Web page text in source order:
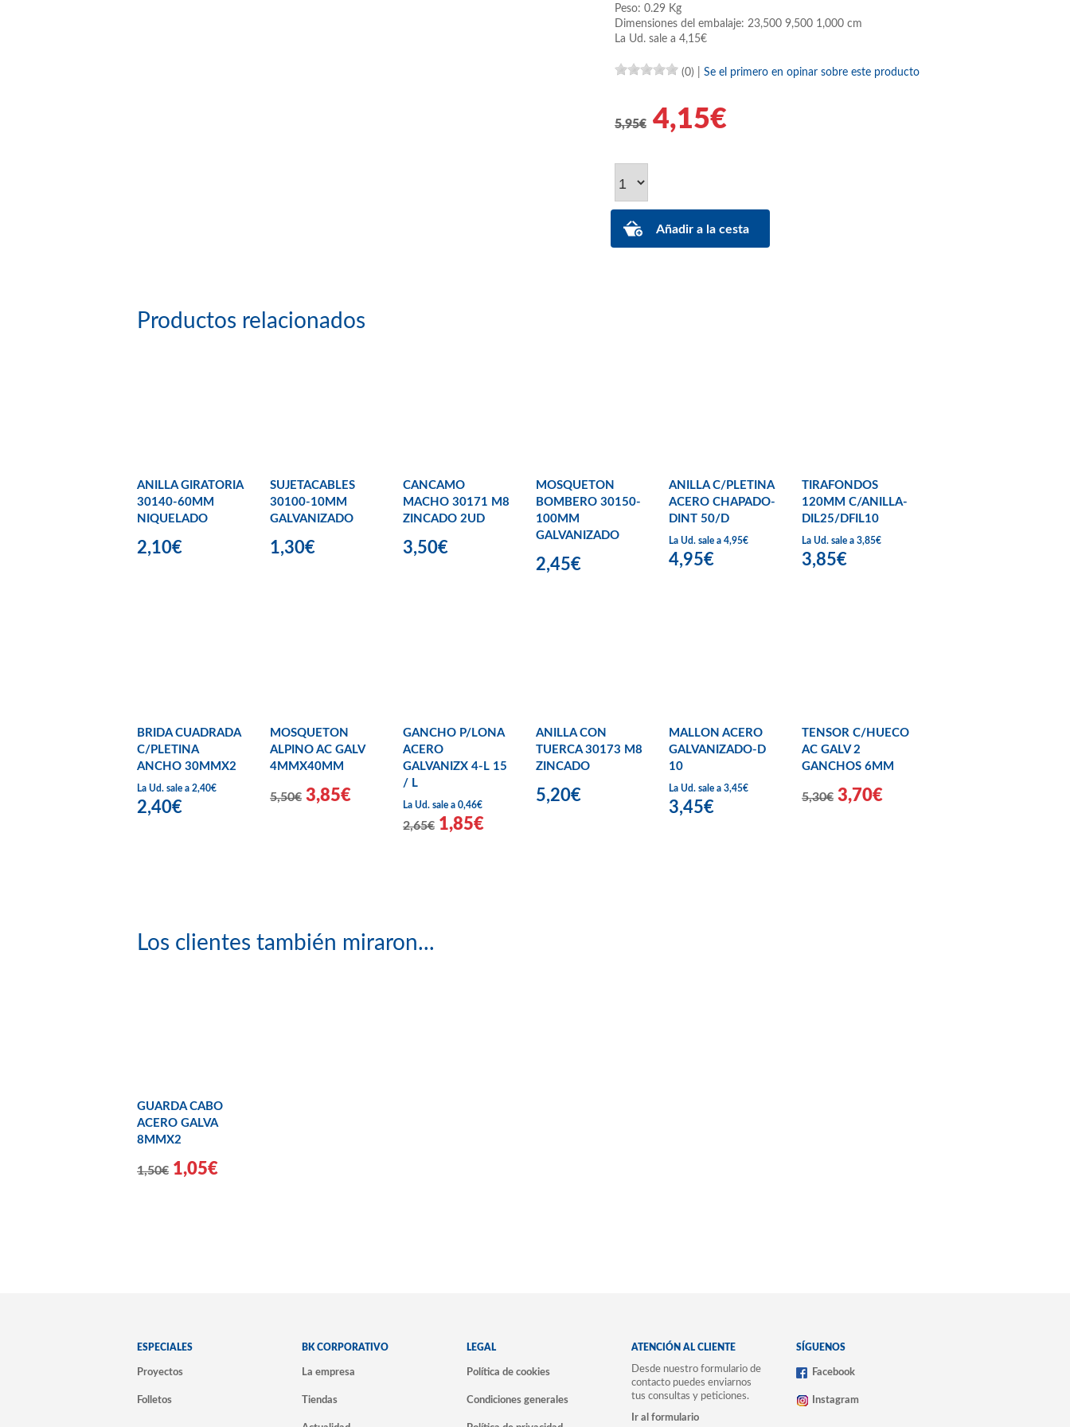
Peso: 0.29 Kg
Dimensiones del embalaje: 23,500 9,500 1,000 cm
La Ud. sale a 4,15€
(0) Se el primero en opinar sobre este producto
5,95€ 4,15€
Productos relacionados
ANILLA GIRATORIA
30140-60MM
NIQUELADO
2,10€
SUJETACABLES
30100-10MM
GALVANIZADO
1,30€
CANCAMO
MACHO 30171 M8
ZINCADO 2UD
3,50€
MOSQUETON
BOMBERO 30150-
100MM
GALVANIZADO
2,45€
ANILLA C/PLETINA
ACERO CHAPADO-
DINT 50/D
La Ud. sale a 4,95€
4,95€
TIRAFONDOS
120MM C/ANILLA-
DIL25/DFIL10
La Ud. sale a 3,85€
3,85€
BRIDA CUADRADA
C/PLETINA
ANCHO 30MMX2
La Ud. sale a 2,40€
2,40€
MOSQUETON
ALPINO AC GALV
4MMX40MM
5,50€ 3,85€
GANCHO P/LONA
ACERO
GALVANIZX 4-L 15
/ L
La Ud. sale a 0,46€
2,65€ 1,85€
ANILLA CON
TUERCA 30173 M8
ZINCADO
5,20€
MALLON ACERO
GALVANIZADO-D
10
La Ud. sale a 3,45€
3,45€
TENSOR C/HUECO
AC GALV 2
GANCHOS 6MM
5,30€ 3,70€
Los clientes también miraron...
GUARDA CABO
ACERO GALVA
8MMX2
1,50€ 1,05€
ESPECIALES
Proyectos
Folletos
BK CORPORATIVO
La empresa
Tiendas
LEGAL
Política de cookies
Condiciones generales
ATENCIÓN AL CLIENTE
Desde nuestro formulario de
contacto puedes enviarnos
tus consultas y peticiones.
Ir al formulario
SÍGUENOS
Facebook
Instagram